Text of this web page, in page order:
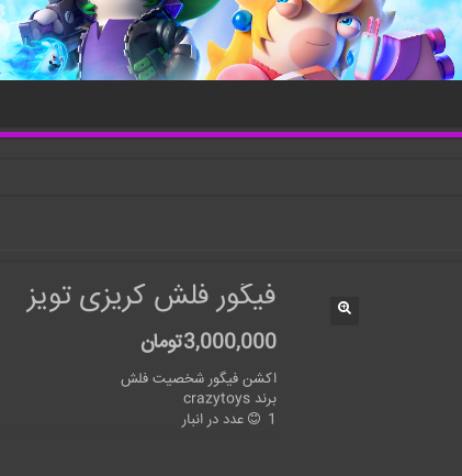
فیگور فلش کریزی تویز
3,000,000تومان
اکشن فیگور شخصیت فلش
برند crazytoys
1 عدد در انبار